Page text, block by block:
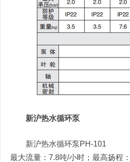
新沪热水循环泵
新沪热水循环泵PH-101
最大流量：7.8吨/小时；最高扬程：